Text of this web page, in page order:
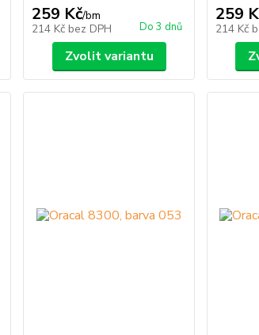
259 Kč/bm
214 Kč bez DPH Do 3 dnů
Zvolit variantu
259
214 Kč